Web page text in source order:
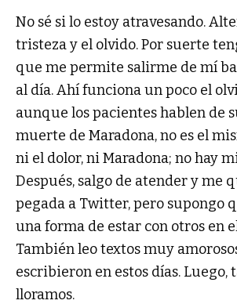
No sé si lo estoy atravesando.
tristeza y el olvido. Por suerte
que me permite salirme de mí
al día. Ahí funciona un poco el
aunque los pacientes hablen de
muerte de Maradona, no es el
ni el dolor, ni Maradona; no hay
Después, salgo de atender y me
pegada a Twitter, pero supongo
una forma de estar con otros en
También leo textos muy
escribieron en estos días. Luego,
lloramos.